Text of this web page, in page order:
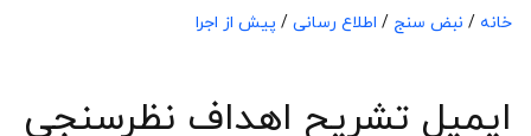
خانه / نبض سنج / اطلاع رسانی / پیش از اجرا
ایمیل تشریح اهداف نظرسنجی